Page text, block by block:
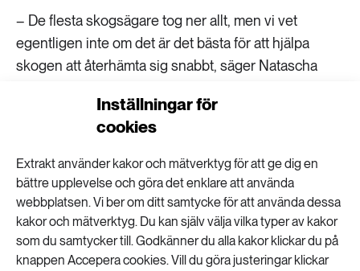
Inställningar för
cookies
Extrakt använder kakor och mätverktyg för att ge dig en
bättre upplevelse och göra det enklare att använda
webbplatsen. Vi ber om ditt samtycke för att använda dessa
kakor och mätverktyg. Du kan själv välja vilka typer av kakor
som du samtycker till. Godkänner du alla kakor klickar du på
knappen Accepera cookies. Vill du göra justeringar klickar
– De flesta skogsägare tog ner allt, men vi vet
egentligen inte om det är det bästa för att hjälpa
skogen att återhämta sig snabbt, säger Natascha
nya forskningsprojektet.
Mäter återhämtningen efter bränder
Den allra värsta branden 2018 rasade i Ljusdal i
Hälsingland. Den bredde ut sig flera mil över
landskapet. Släckningsarbetet var svårt på grund av
det torra och blåsiga vädret. När branden till slut var